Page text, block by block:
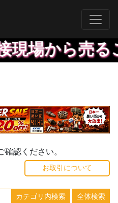
しています。
認ください。
お取引について